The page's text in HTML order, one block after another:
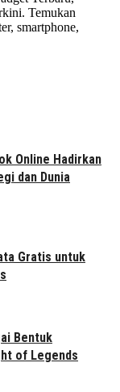
Temukan
smartphone,
Online Hadirkan
dan Dunia
Gratis untuk
Bentuk
of Legends